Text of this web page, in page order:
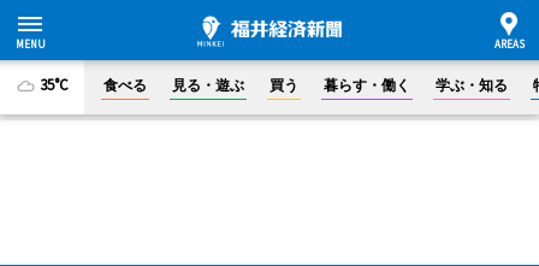
35°C 食べる 見る・遊ぶ 買う 暮らす・働く 学ぶ・知る